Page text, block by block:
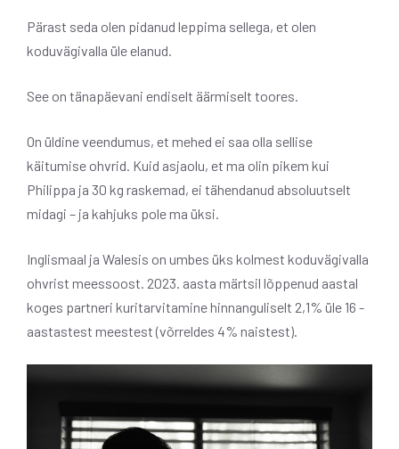
Pärast seda olen pidanud leppima sellega, et olen
koduvägivalla üle elanud.
See on tänapäevani endiselt äärmiselt toores.
On üldine veendumus, et mehed ei saa olla sellise
käitumise ohvrid. Kuid asjaolu, et ma olin pikem kui
Philippa ja 30 kg raskemad, ei tähendanud absoluutselt
midagi – ja kahjuks pole ma üksi.
Inglismaal ja Walesis on umbes üks kolmest koduvägivalla
ohvrist meessoost. 2023. aasta märtsil lõppenud aastal
koges partneri kuritarvitamine hinnanguliselt 2,1% üle 16 -
aastastest meestest (võrreldes 4% naistest).